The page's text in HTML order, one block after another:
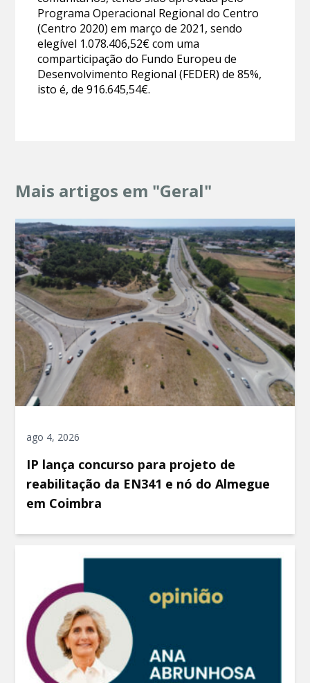
Programa Operacional Regional do Centro
(Centro 2020) em março de 2021, sendo
elegível 1.078.406,52€ com uma
comparticipação do Fundo Europeu de
Desenvolvimento Regional (FEDER) de 85%,
isto é, de 916.645,54€.
Mais artigos em "Geral"
ago 4, 2026
IP lança concurso para projeto de
reabilitação da EN341 e nó do Almegue
em Coimbra